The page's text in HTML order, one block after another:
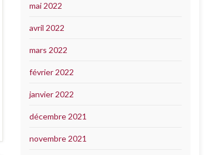
mai 2022
avril 2022
mars 2022
février 2022
janvier 2022
décembre 2021
novembre 2021